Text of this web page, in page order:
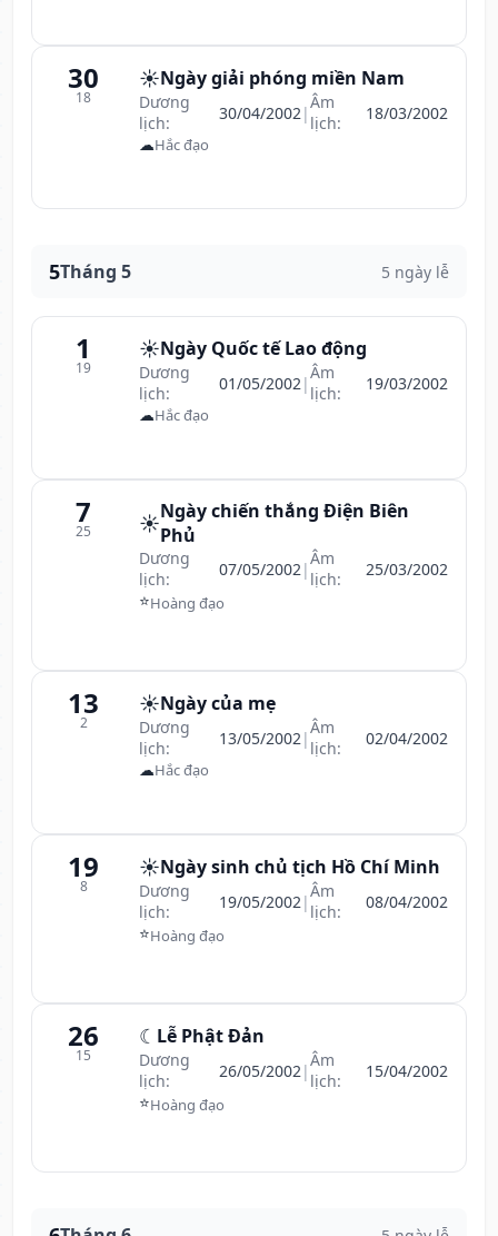
30
18
☀️Ngày giải phóng miền Nam
Dương
lịch:
30/04/2002 |Âm
lịch:
18/03/2002
☁Hắc đạo
5Tháng 5 5 ngày lễ
1
19
☀️Ngày Quốc tế Lao động
Dương
lịch:
01/05/2002 |Âm
lịch:
19/03/2002
☁Hắc đạo
7
25 ☀️Ngày chiến thắng Điện Biên
Phủ
Dương
lịch:
07/05/2002 |Âm
lịch:
25/03/2002
⭐Hoàng đạo
13
2
☀️Ngày của mẹ
Dương
lịch:
13/05/2002 |Âm
lịch:
02/04/2002
☁Hắc đạo
19
8
☀️Ngày sinh chủ tịch Hồ Chí Minh
Dương
lịch:
19/05/2002 |Âm
lịch:
08/04/2002
⭐Hoàng đạo
26
15
☾ Lễ Phật Đản
Dương
lịch:
26/05/2002 |Âm
lịch:
15/04/2002
⭐Hoàng đạo